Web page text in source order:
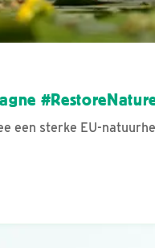
een sterke EU-